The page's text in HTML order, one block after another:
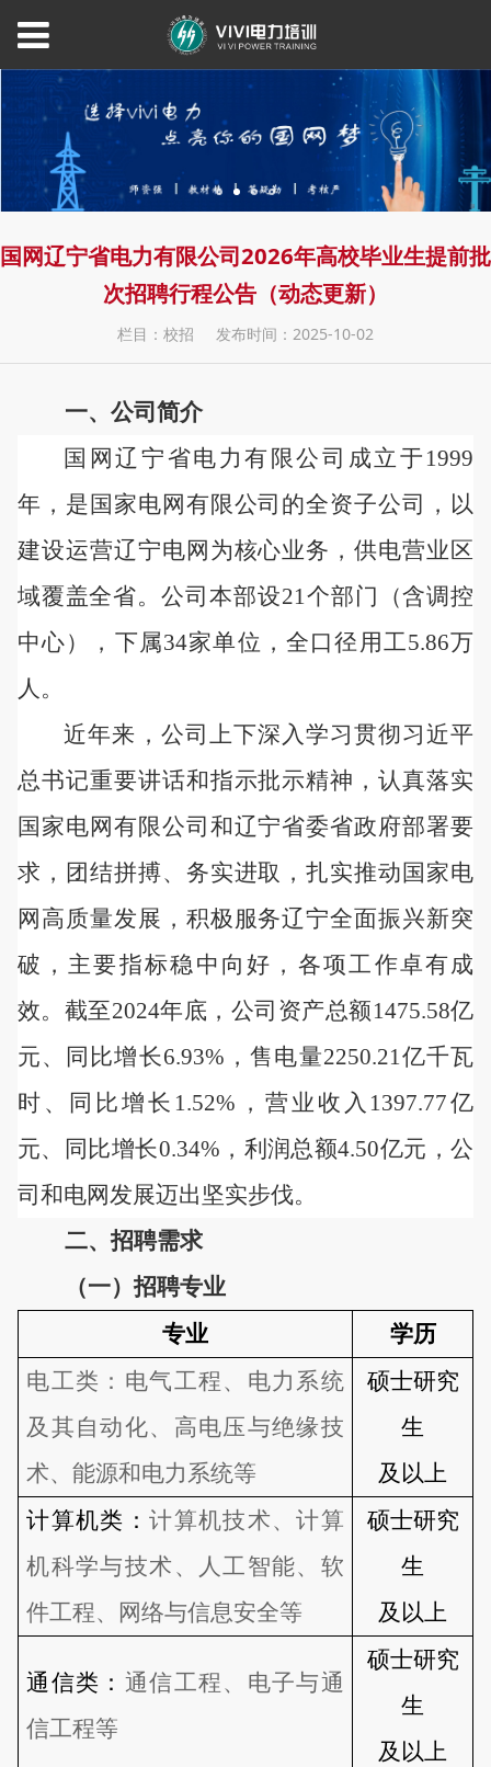
国网辽宁省电力有限公司2026年高校毕业生提前批
次招聘行程公告（动态更新）
栏目：校招 发布时间：2025-10-02
一、公司简介
国网辽宁省电力有限公司成立于 1999
年，是国家电网有限公司的全资子公司，以
建设运营辽宁电网为核心业务，供电营业区
域覆盖全省。公司本部设21个部门（含调控
中心），下属34家单位，全口径用工5.86万
人。
近年来，公司上下深入学习贯彻习近平
总书记重要讲话和指示批示精神，认真落实
国家电网有限公司和辽宁省委省政府部署要
求，团结拼搏、务实进取，扎实推动国家电
网高质量发展，积极服务辽宁全面振兴新突
破，主要指标稳中向好，各项工作卓有成
效。截至2024年底，公司资产总额1475.58亿
元、同比增长6.93%，售电量2250.21亿千瓦
时、同比增长1.52%，营业收入1397.77亿
元、同比增长0.34%，利润总额4.50亿元，公
司和电网发展迈出坚实步伐。
二、招聘需求
（一）招聘专业
专业
学历
电工类： 电气工程、电力系统
及其自动化、高电压与绝缘技
术、能源和电力系统等
硕士研究
生
及以上
计算机类：计算机技术、计算
机科学与技术、人工智能、软
件工程、网络与信息安全等
硕士研究
生
及以上
通信类： 通信工程、电子与通
信工程等
硕士研究
生
及以上